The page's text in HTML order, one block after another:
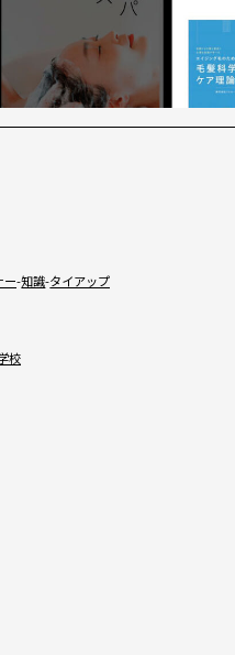
ー 知識 タイアップ
校